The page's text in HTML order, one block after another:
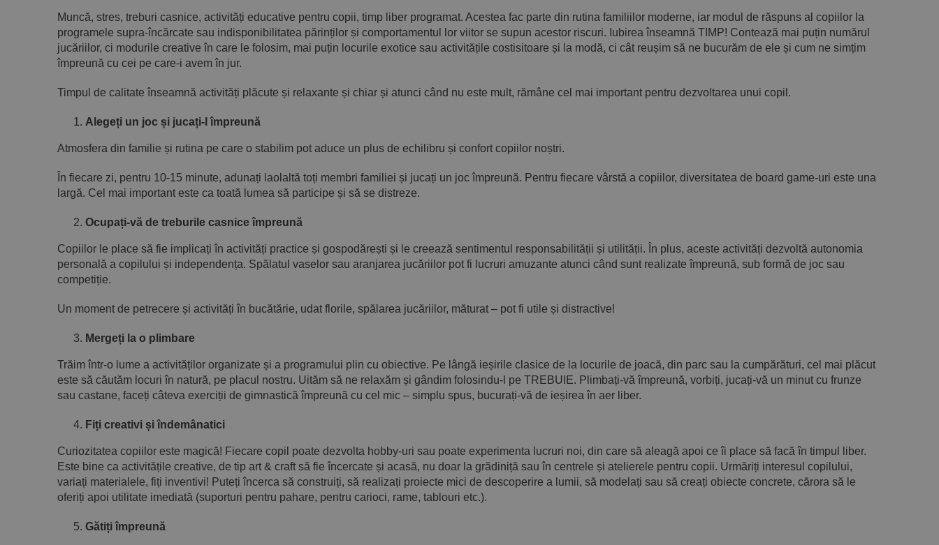
Muncă, stres, treburi casnice, activități educative pentru copii, timp liber programat. Acestea fac parte din rutina familiilor moderne, iar modul de răspuns al copiilor la
programele supra-încărcate sau indisponibilitatea părinților și comportamentul lor viitor se supun acestor riscuri. Iubirea înseamnă TIMP! Contează mai puțin numărul
jucăriilor, ci modurile creative în care le folosim, mai puțin locurile exotice sau activitățile costisitoare și la modă, ci cât reușim să ne bucurăm de ele și cum ne simțim
împreună cu cei pe care-i avem în jur.
Timpul de calitate înseamnă activități plăcute și relaxante și chiar și atunci când nu este mult, rămâne cel mai important pentru dezvoltarea unui copil.
Alegeți un joc și jucați-l împreună
Atmosfera din familie și rutina pe care o stabilim pot aduce un plus de echilibru și confort copiilor noștri.
În fiecare zi, pentru 10-15 minute, adunați laolaltă toți membri familiei și jucați un joc împreună. Pentru fiecare vârstă a copiilor, diversitatea de board game-uri este una
largă. Cel mai important este ca toată lumea să participe și să se distreze.
Ocupați-vă de treburile casnice împreună
Copiilor le place să fie implicați în activități practice și gospodărești și le creează sentimentul responsabilității și utilității. În plus, aceste activități dezvoltă autonomia
personală a copilului și independența. Spălatul vaselor sau aranjarea jucăriilor pot fi lucruri amuzante atunci când sunt realizate împreună, sub formă de joc sau
competiție.
Un moment de petrecere și activități în bucătărie, udat florile, spălarea jucăriilor, măturat – pot fi utile și distractive!
Mergeți la o plimbare
Trăim într-o lume a activităților organizate și a programului plin cu obiective. Pe lângă ieșirile clasice de la locurile de joacă, din parc sau la cumpărături, cel mai plăcut
este să căutăm locuri în natură, pe placul nostru. Uităm să ne relaxăm și gândim folosindu-l pe TREBUIE. Plimbați-vă împreună, vorbiți, jucați-vă un minut cu frunze
sau castane, faceți câteva exerciții de gimnastică împreună cu cel mic – simplu spus, bucurați-vă de ieșirea în aer liber.
Fiți creativi și îndemânatici
Curiozitatea copiilor este magică! Fiecare copil poate dezvolta hobby-uri sau poate experimenta lucruri noi, din care să aleagă apoi ce îi place să facă în timpul liber.
Este bine ca activitățile creative, de tip art & craft să fie încercate și acasă, nu doar la grădiniță sau în centrele și atelierele pentru copii. Urmăriți interesul copilului,
variați materialele, fiți inventivi! Puteți încerca să construiți, să realizați proiecte mici de descoperire a lumii, să modelați sau să creați obiecte concrete, cărora să le
oferiți apoi utilitate imediată (suporturi pentru pahare, pentru carioci, rame, tablouri etc.).
Gătiți împreună